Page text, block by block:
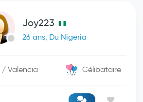
Joy223
26 ans, Du Nigeria
/ Valencia Célibataire